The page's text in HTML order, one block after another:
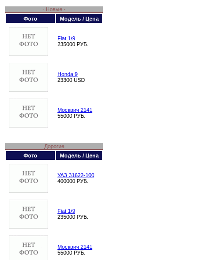
· Новые ·
Фото
Модель / Цена
Fiat 1/9
235000 РУБ.
Honda 9
23300 USD
Москвич 2141
55000 РУБ.
Дорогие
Фото
Модель / Цена
УАЗ 31622-100
400000 РУБ.
Fiat 1/9
235000 РУБ.
Москвич 2141
55000 РУБ.